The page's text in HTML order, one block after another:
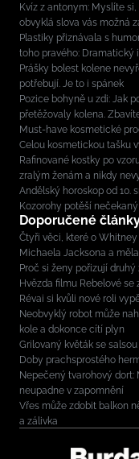
Kvíz z antonym: Myslíte
obvyklá slova vás možná
Plastiky přiznávala s
toho pravého: Dramatický
Prášky bolest kolene
potřebují. Je to i spánek
Pozice bohyně u zdi: Jak
přetěžovaly kolena.
Must-have kosmetické
Celou kosmetickou tašku
Rafinované kostky po
zralým ženám a nikdy
Andělský horoskop od 10.
Kozorohy potěší
Doporučené
Čtyři věci, které o
Michaela Jacksona a
Proč si ženy pořizují
Hvězda filmu Rebelové
Révai si kvůli nové roli
Neobvyklý robot může
kole a dokonce cítí plyn
Grilovaný květák se
Doby prachsprostého
Nepečený tvarohový
neupadne v zapomnění
Vřes může zdobit balkon
a zálivka